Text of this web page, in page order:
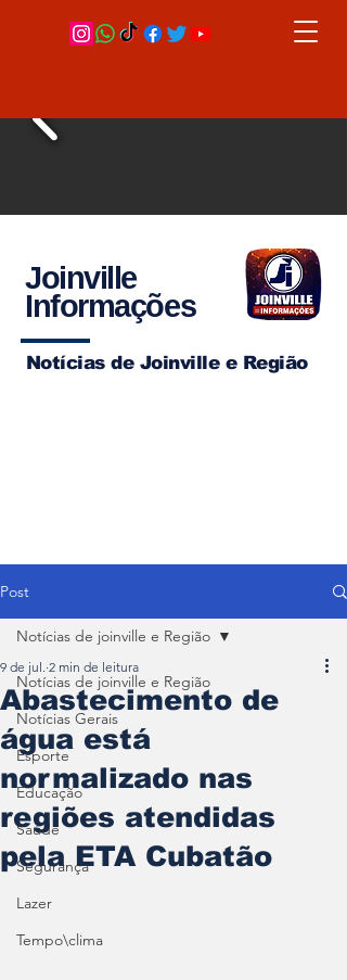
Joinville
Informações
Notícias de Joinville e Região
Post
Notícias de joinville e Região
Notícias Gerais
Esporte
Educação
Saúde
Segurança
Lazer
Tempo\clima
Notícias de joinville e Região
Abastecimento de
água está
normalizado nas
regiões atendidas
pela ETA Cubatão
9 de jul. 2 min de leitura